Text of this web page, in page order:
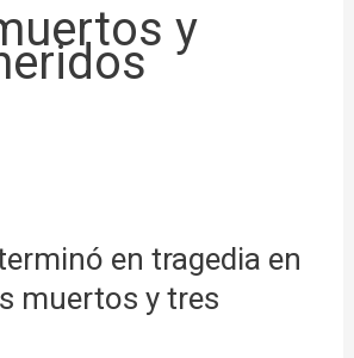
y
en tragedia en
muertos y tres